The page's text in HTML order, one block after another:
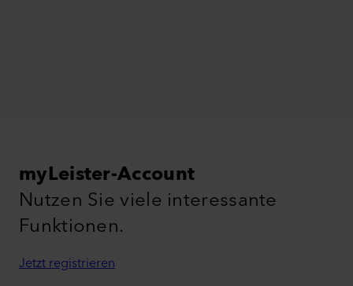
myLeister-Account
Nutzen Sie viele interessante
Funktionen.
Jetzt registrieren